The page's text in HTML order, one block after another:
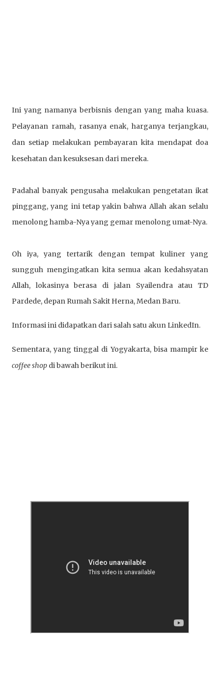
Ini yang namanya berbisnis dengan yang maha kuasa.
Pelayanan ramah, rasanya enak, harganya terjangkau,
dan setiap melakukan pembayaran kita mendapat doa
kesehatan dan kesuksesan dari mereka.
Padahal banyak pengusaha melakukan pengetatan ikat
pinggang, yang ini tetap yakin bahwa Allah akan selalu
Oh iya, yang tertarik dengan tempat kuliner yang
sungguh mengingatkan kita semua akan kedahsyatan
Allah, lokasinya berasa di jalan Syailendra atau TD
Pardede, depan Rumah Sakit Herna, Medan Baru.
Informasi ini didapatkan dari salah satu akun LinkedIn.
coffee shop di bawah berikut ini.